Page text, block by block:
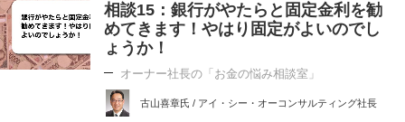
相談15：銀行がやたらと固定金利を勧
めてきます！やはり固定がよいのでし
ょうか！
オーナー社長の「お金の悩み相談室」
古山喜章氏 / アイ・シー・オーコンサルティング社長